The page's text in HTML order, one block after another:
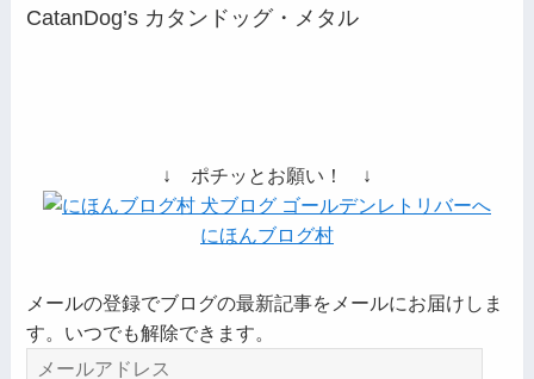
CatanDog’s カタンドッグ・メタル
↓ ポチッとお願い！ ↓
にほんブログ村
メールの登録でブログの最新記事をメールにお届けしま
す。いつでも解除できます。
メ